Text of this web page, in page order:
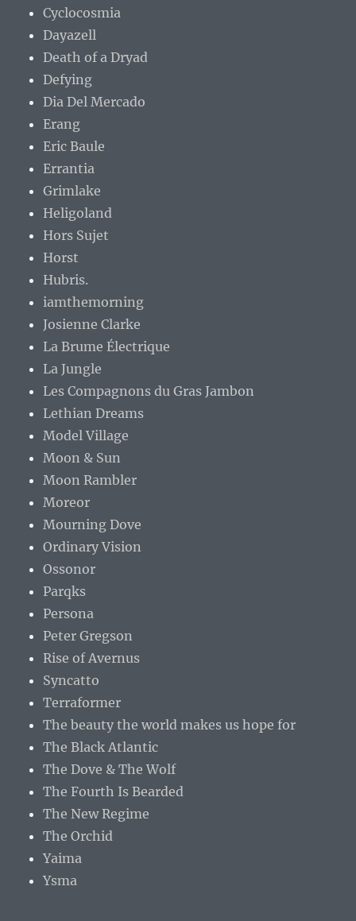
Cyclocosmia
Dayazell
Death of a Dryad
Defying
Dia Del Mercado
Erang
Eric Baule
Errantia
Grimlake
Heligoland
Hors Sujet
Horst
Hubris.
iamthemorning
Josienne Clarke
La Brume Électrique
La Jungle
Les Compagnons du Gras Jambon
Lethian Dreams
Model Village
Moon & Sun
Moon Rambler
Moreor
Mourning Dove
Ordinary Vision
Ossonor
Parqks
Persona
Peter Gregson
Rise of Avernus
Syncatto
Terraformer
The beauty the world makes us hope for
The Black Atlantic
The Dove & The Wolf
The Fourth Is Bearded
The New Regime
The Orchid
Yaima
Ysma